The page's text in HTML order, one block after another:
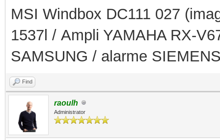
MSI Windbox DC111 027
1537l / Ampli YAMAHA RX-
SAMSUNG / alarme
Find
raoulh
Administrator